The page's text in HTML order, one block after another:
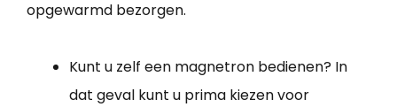
opgewarmd bezorgen.
Kunt u zelf een magnetron bedienen? In
dat geval kunt u prima kiezen voor